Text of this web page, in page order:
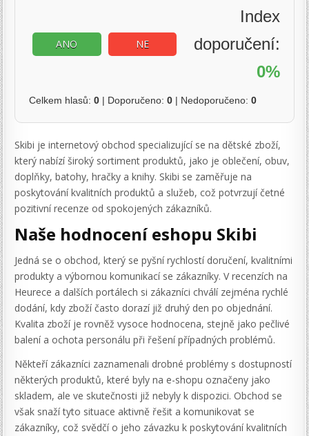
ANO NE
Index
doporučení:
0%
Celkem hlasů:0 | Doporučeno:0 | Nedoporučeno:0
Skibi je internetový obchod specializující se na dětské zboží,
který nabízí široký sortiment produktů, jako je oblečení, obuv,
doplňky, batohy, hračky a knihy. Skibi se zaměřuje na
poskytování kvalitních produktů a služeb, což potvrzují četné
pozitivní recenze od spokojených zákazníků.
Naše hodnocení eshopu Skibi
Jedná se o obchod, který se pyšní rychlostí doručení, kvalitními
produkty a výbornou komunikací se zákazníky. V recenzích na
Heurece a dalších portálech si zákazníci chválí zejména rychlé
dodání, kdy zboží často dorazí již druhý den po objednání.
Kvalita zboží je rovněž vysoce hodnocena, stejně jako pečlivé
balení a ochota personálu při řešení případných problémů.
Někteří zákazníci zaznamenali drobné problémy s dostupností
některých produktů, které byly na e-shopu označeny jako
skladem, ale ve skutečnosti již nebyly k dispozici. Obchod se
však snaží tyto situace aktivně řešit a komunikovat se
zákazníky, což svědčí o jeho závazku k poskytování kvalitních